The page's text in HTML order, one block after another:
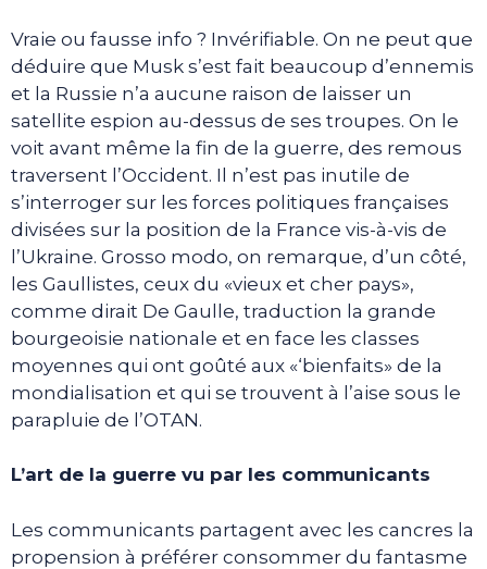
Vraie ou fausse info ? Invérifiable. On ne peut que
déduire que Musk s’est fait beaucoup d’ennemis
et la Russie n’a aucune raison de laisser un
satellite espion au-dessus de ses troupes. On le
voit avant même la fin de la guerre, des remous
traversent l’Occident. Il n’est pas inutile de
s’interroger sur les forces politiques françaises
divisées sur la position de la France vis-à-vis de
l’Ukraine. Grosso modo, on remarque, d’un côté,
les Gaullistes, ceux du «vieux et cher pays»,
comme dirait De Gaulle, traduction la grande
bourgeoisie nationale et en face les classes
moyennes qui ont goûté aux «‘bienfaits» de la
mondialisation et qui se trouvent à l’aise sous le
parapluie de l’OTAN.
L’art de la guerre vu par les communicants
Les communicants partagent avec les cancres la
propension à préférer consommer du fantasme